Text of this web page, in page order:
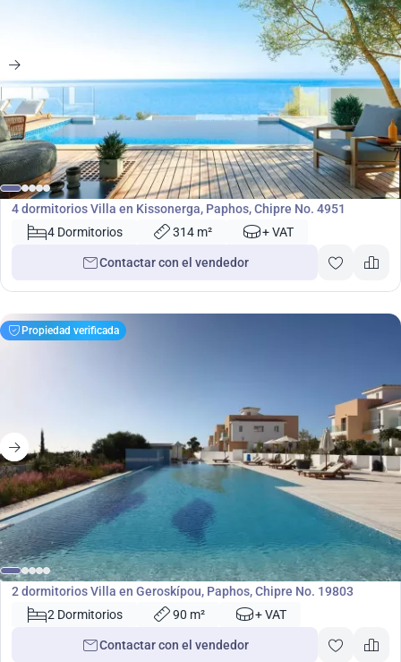
€800 000
Villa
4 dormitorios Villa en Kissonerga, Paphos, Chipre No. 4951
4 Dormitorios
314 m² + VAT
Contactar con el vendedor
Propiedad verificada
€350 000
Villa
2 dormitorios Villa en Geroskípou, Paphos, Chipre No. 19803
2 Dormitorios
90 m² + VAT
Contactar con el vendedor